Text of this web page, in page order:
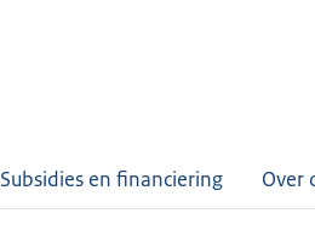
Subsidies en financiering Over